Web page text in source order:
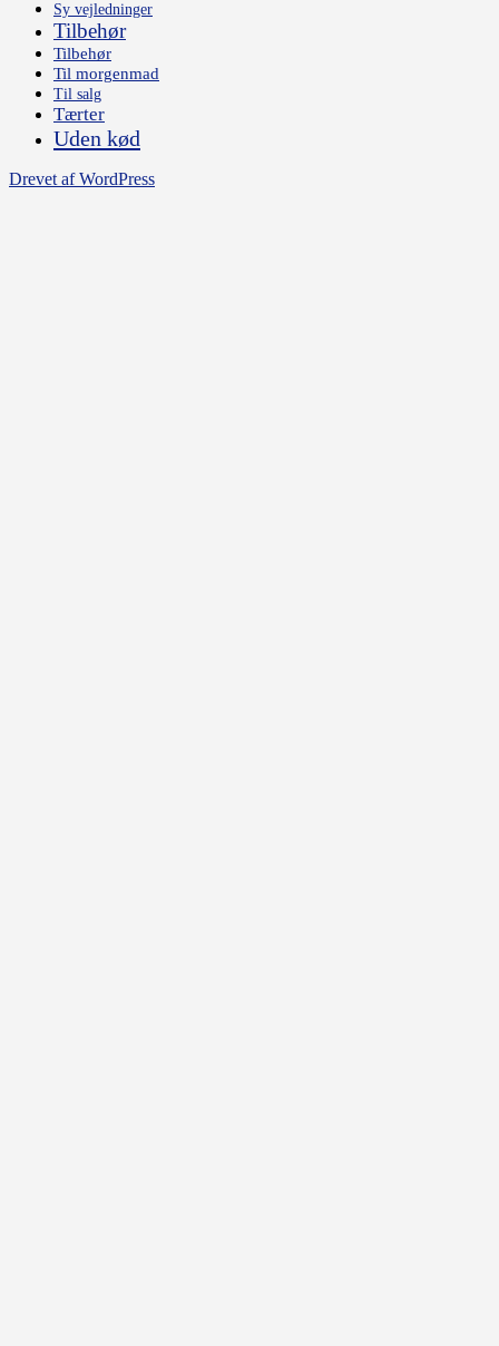
Sy vejledninger
Tilbehør
Tilbehør
Til morgenmad
Til salg
Tærter
Uden kød
Drevet af WordPress